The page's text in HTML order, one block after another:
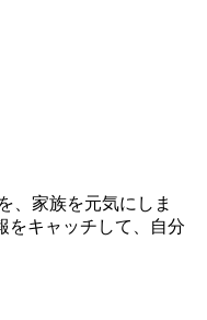
、家族を元気にしま
をキャッチして、自分